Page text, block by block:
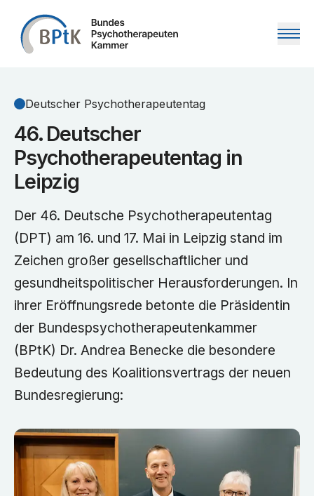
Zum Inhalt springen
Deutscher Psychotherapeutentag
46. Deutscher
Psychotherapeutentag in
Leipzig
Der 46. Deutsche Psychotherapeutentag
(DPT) am 16. und 17. Mai in Leipzig stand im
Zeichen großer gesellschaftlicher und
gesundheitspolitischer Herausforderungen. In
ihrer Eröffnungsrede betonte die Präsidentin
der Bundespsychotherapeutenkammer
(BPtK) Dr. Andrea Benecke die besondere
Bedeutung des Koalitionsvertrags der neuen
Bundesregierung: